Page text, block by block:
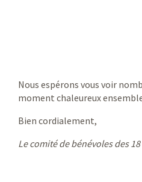
Nous espérons vous voir
moment chaleureux
Bien cordialement,
Le comité de bénévoles des 18